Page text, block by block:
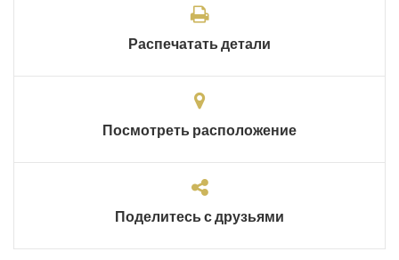
Распечатать детали
Посмотреть расположение
Поделитесь с друзьями